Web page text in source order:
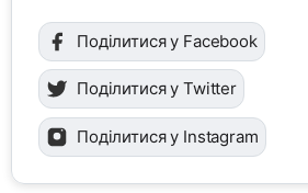
Поділитися у Facebook
Поділитися у Twitter
Поділитися у Instagram